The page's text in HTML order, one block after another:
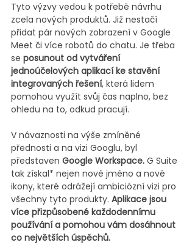
Tyto výzvy vedou k potřebě návrhu
zcela nových produktů. Již nestačí
přidat pár nových zobrazení v Google
Meet či více robotů do chatu. Je třeba
se posunout od vytváření
jednoúčelových aplikací ke stavění
integrovaných řešení, která lidem
pomohou využít svůj čas naplno, bez
ohledu na to, odkud pracují.
V návaznosti na výše zmíněné
přednosti a na vizi Googlu, byl
představen Google Workspace. G Suite
tak získal* nejen nové jméno a nové
ikony, které odrážejí ambiciózní vizi pro
všechny tyto produkty. Aplikace jsou
více přizpůsobené každodennímu
používání a pomohou vám dosáhnout
co největších úspěchů.